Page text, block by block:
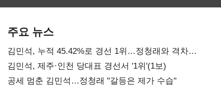
주요 뉴스
김민석, 누적 45.42%로 경선 1위…정청래와 격차
0.86%p(2보)
김민석, 제주·인천 당대표 경선서 '1위'(1보)
공세 멈춘 김민석…정청래 "갈등은 제가 수습"